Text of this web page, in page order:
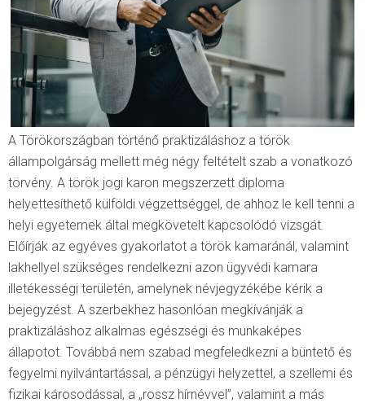
A Törökországban történő praktizáláshoz a török
állampolgárság mellett még négy feltételt szab a vonatkozó
törvény. A török jogi karon megszerzett diploma
helyettesíthető külföldi végzettséggel, de ahhoz le kell tenni a
helyi egyetemek által megkövetelt kapcsolódó vizsgát.
Előírják az egyéves gyakorlatot a török kamaránál, valamint
lakhellyel szükséges rendelkezni azon ügyvédi kamara
illetékességi területén, amelynek névjegyzékébe kérik a
bejegyzést. A szerbekhez hasonlóan megkívánják a
praktizáláshoz alkalmas egészségi és munkaképes
állapotot. Továbbá nem szabad megfeledkezni a büntető és
fegyelmi nyilvántartással, a pénzügyi helyzettel, a szellemi és
fizikai károsodással, a „rossz hírnévvel”, valamint a más